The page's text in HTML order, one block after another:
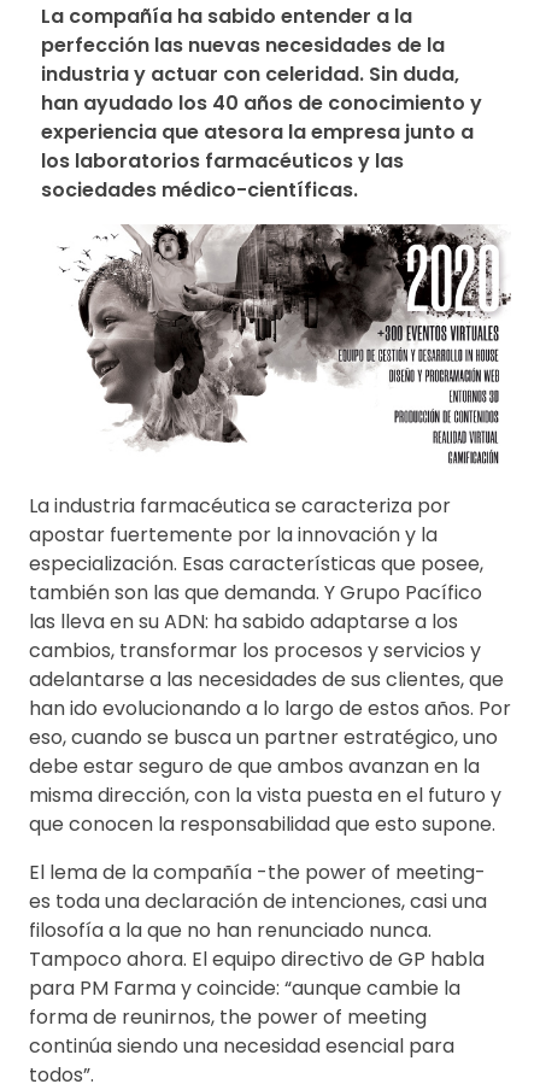
La compañía ha sabido entender a la
perfección las nuevas necesidades de la
industria y actuar con celeridad. Sin duda,
han ayudado los 40 años de conocimiento y
experiencia que atesora la empresa junto a
los laboratorios farmacéuticos y las
sociedades médico-científicas.
La industria farmacéutica se caracteriza por
apostar fuertemente por la innovación y la
especialización. Esas características que posee,
también son las que demanda. Y Grupo Pacífico
las lleva en su ADN: ha sabido adaptarse a los
cambios, transformar los procesos y servicios y
adelantarse a las necesidades de sus clientes, que
han ido evolucionando a lo largo de estos años. Por
eso, cuando se busca un partner estratégico, uno
debe estar seguro de que ambos avanzan en la
misma dirección, con la vista puesta en el futuro y
que conocen la responsabilidad que esto supone.
El lema de la compañía -the power of meeting-
es toda una declaración de intenciones, casi una
filosofía a la que no han renunciado nunca.
Tampoco ahora. El equipo directivo de GP habla
para PM Farma y coincide: “aunque cambie la
forma de reunirnos, the power of meeting
continúa siendo una necesidad esencial para
todos”.